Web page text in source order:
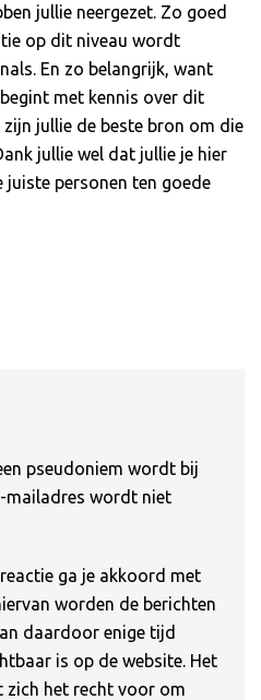
jullie neergezet. Zo goed
op dit niveau wordt
En zo belangrijk, want
met kennis over dit
jullie de beste bron om die
jullie wel dat jullie je hier
personen ten goede
pseudoniem wordt bij
mailadres wordt niet
ga je akkoord met
worden de berichten
daardoor enige tijd
is op de website. Het
zich het recht voor om